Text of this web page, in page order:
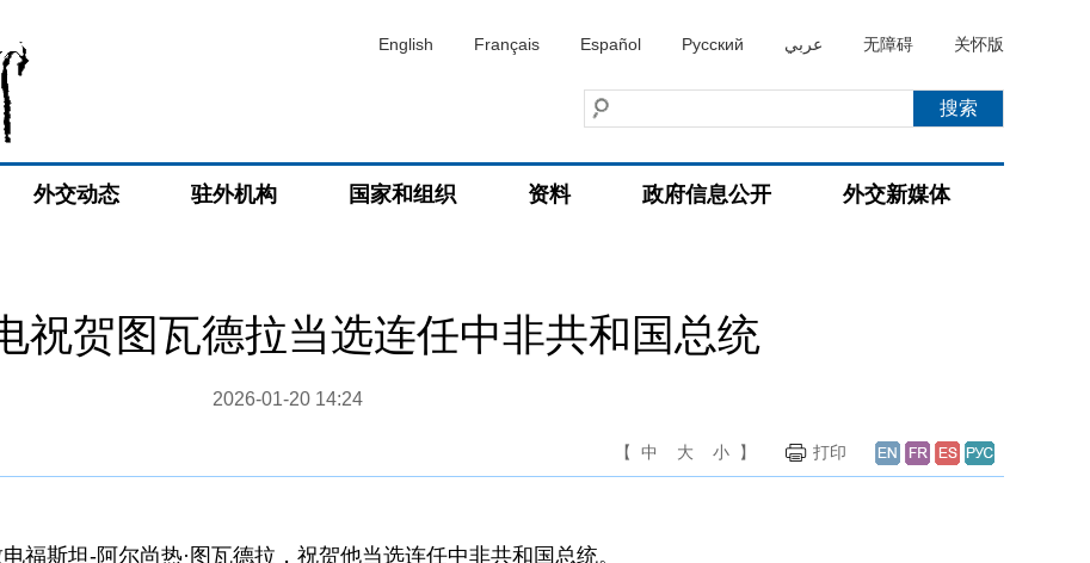
English Français Español Русский عربي 无障碍 关怀版
外交动态 驻外机构 国家和组织 资料 政府信息公开 外交新媒体
祝贺图瓦德拉当选连任中非共和国总统
2026-01-20 14:24
【 中 大 小 】 打印
福斯坦-阿尔尚热·图瓦德拉，祝贺他当选连任中非共和国总统。